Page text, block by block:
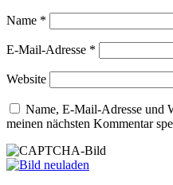
Name *
E-Mail-Adresse *
Website
Name, E-Mail-Adresse und
meinen nächsten Kommentar